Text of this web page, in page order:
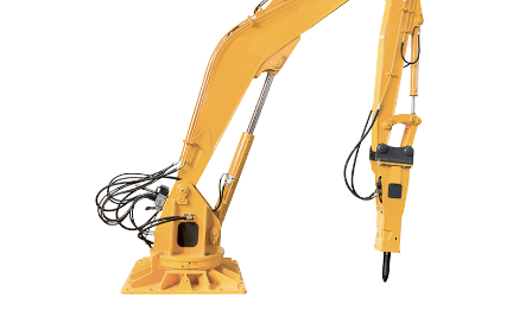
Português(Português)